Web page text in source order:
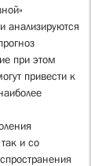
анализируются
при этом
привести к
и со